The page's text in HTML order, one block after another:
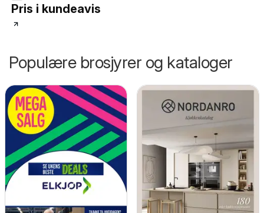
Pris i kundeavis
Populære brosjyrer og kataloger